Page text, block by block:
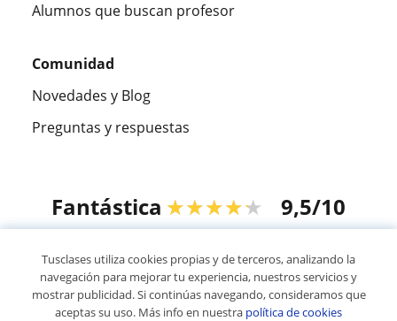
Alumnos que buscan profesor
Comunidad
Novedades y Blog
Preguntas y respuestas
Fantástica ★★★★★ 9,5/10
© 2007 - 2026 Tusclases.com.ve
Tusclases utiliza cookies propias y de terceros, analizando la
navegación para mejorar tu experiencia, nuestros servicios y
mostrar publicidad. Si continúas navegando, consideramos que
aceptas su uso. Más info en nuestra política de cookies